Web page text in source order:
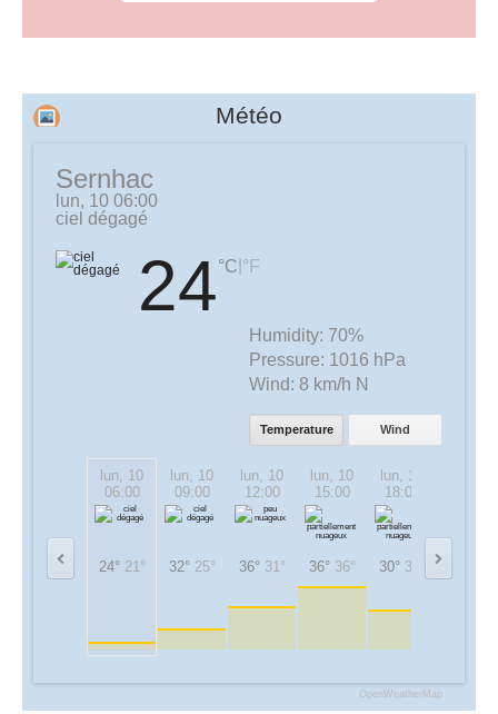
Météo
Sernhac
lun, 10 06:00
ciel dégagé
24°C °F
Humidity: 70%
Pressure: 1016 hPa
Wind: 8 km/h N
Temperature Wind
lun, 10
06:00
24° 21°
lun, 10
09:00
32° 25°
lun, 10
12:00
36° 31°
lun, 10
15:00
36° 36°
lun, 10
18:00
30° 30°
OpenWeatherMap